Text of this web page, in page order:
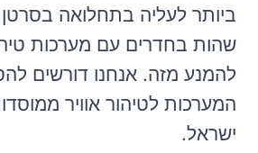
ביותר לעליה בתחלואה
שהות בחדרים עם מערכות
להמנע מזה. אנחנו דורשים
המערכות לטיהור אוויר
ישראל.